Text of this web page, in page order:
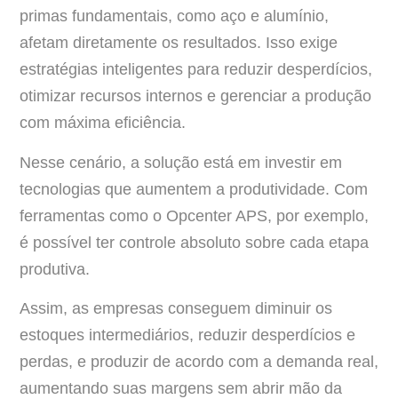
primas fundamentais, como aço e alumínio,
afetam diretamente os resultados. Isso exige
estratégias inteligentes para reduzir desperdícios,
otimizar recursos internos e gerenciar a produção
com máxima eficiência.
Nesse cenário, a solução está em investir em
tecnologias que aumentem a produtividade. Com
ferramentas como o Opcenter APS, por exemplo,
é possível ter controle absoluto sobre cada etapa
produtiva.
Assim, as empresas conseguem diminuir os
estoques intermediários, reduzir desperdícios e
perdas, e produzir de acordo com a demanda real,
aumentando suas margens sem abrir mão da